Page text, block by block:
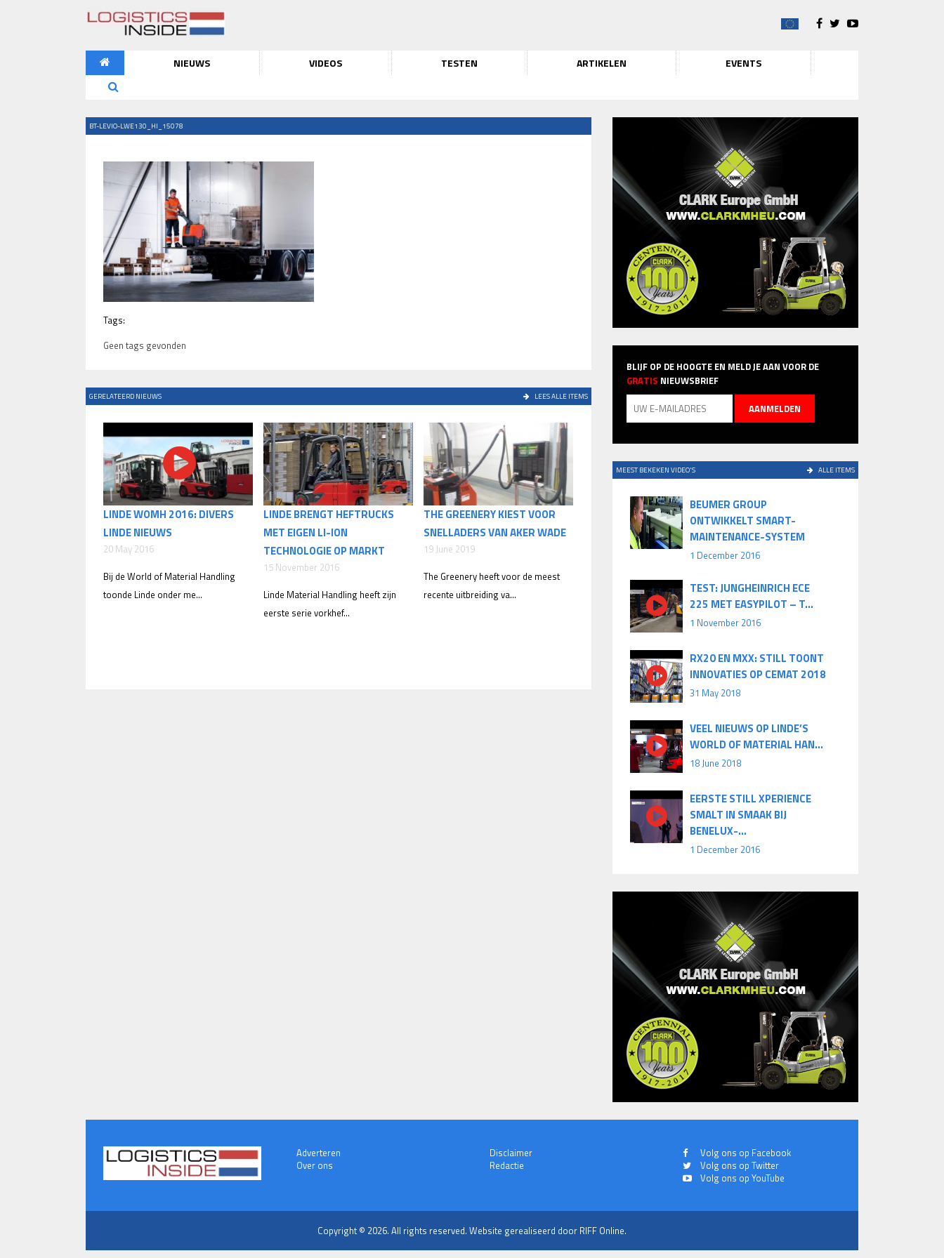
NIEUWS VIDEOS TESTEN ARTIKELEN EVENTS
BT-LEVIO-LWE130_HI_15078
Tags:
Geen tags gevonden
GERELATEERD NIEUWS LEES ALLE ITEMS
LINDE WOMH 2016: DIVERS
LINDE NIEUWS
20 May 2016
Bij de World of Material Handling
toonde Linde onder me...
LINDE BRENGT HEFTRUCKS
MET EIGEN LI-ION
TECHNOLOGIE OP MARKT
15 November 2016
Linde Material Handling heeft zijn
eerste serie vorkhef...
THE GREENERY KIEST VOOR
SNELLADERS VAN AKER WADE
19 June 2019
The Greenery heeft voor de meest
recente uitbreiding va...
BLIJF OP DE HOOGTE EN MELD JE AAN VOOR DE
GRATIS NIEUWSBRIEF
MEEST BEKEKEN VIDEO'S ALLE ITEMS
BEUMER GROUP
ONTWIKKELT SMART-
MAINTENANCE-SYSTEM
1 December 2016
TEST: JUNGHEINRICH ECE
225 MET EASYPILOT – T...
1 November 2016
RX20 EN MXX: STILL TOONT
INNOVATIES OP CEMAT 2018
31 May 2018
VEEL NIEUWS OP LINDE’S
WORLD OF MATERIAL HAN...
18 June 2018
EERSTE STILL XPERIENCE
SMALT IN SMAAK BIJ
BENELUX-...
1 December 2016
Adverteren
Over ons
Disclaimer
Redactie
Volg ons op Facebook
Volg ons op Twitter
Volg ons op YouTube
Copyright © 2026. All rights reserved. Website gerealiseerd door RIFF Online.